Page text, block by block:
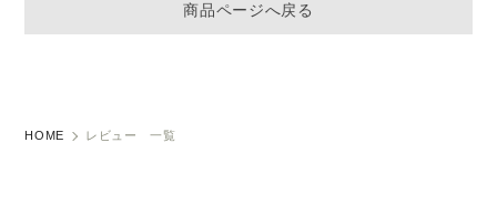
商品ページへ戻る
HOME レビュー 一覧